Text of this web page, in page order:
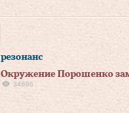
резонанс
Окружение Порошенко
34696